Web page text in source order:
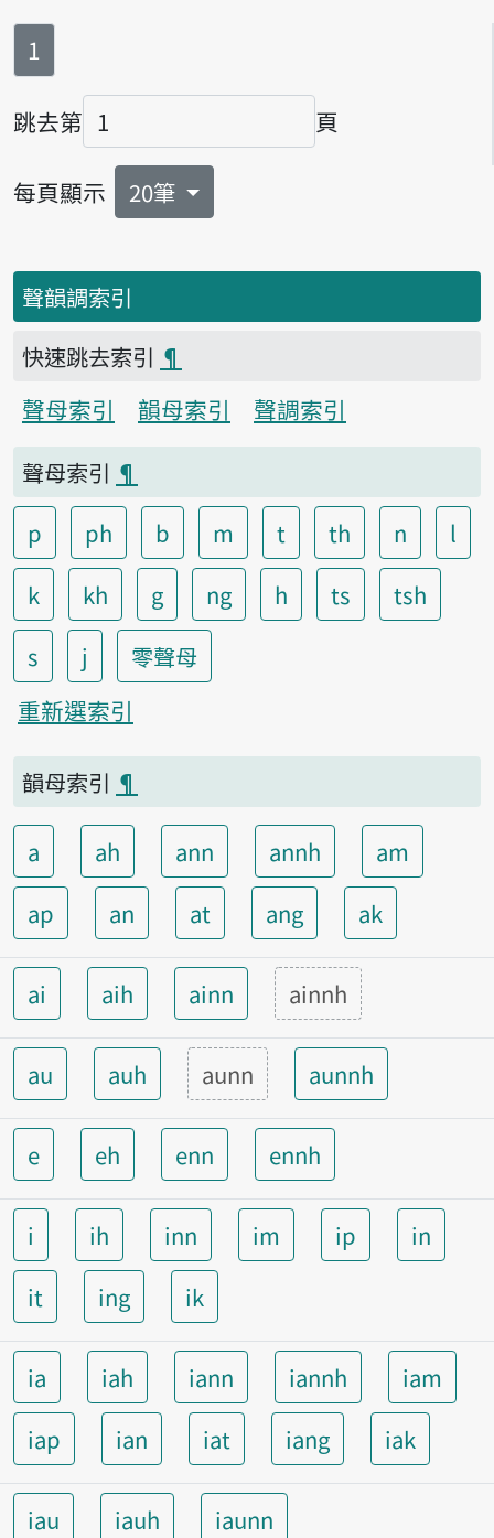
第
1
跳去第
頁碼
頁
每頁顯示 20筆
聲韻調索引
快速跳去索引 ¶
聲母索引
韻母索引
聲調索引
聲母索引 ¶
p
ph b m t th n
l
k
kh g ng h ts
tsh
s
j
零聲母
重新選索引
韻母索引 ¶
a ah ann annh
am
ap
an at ang ak
ai aih ainn ainnh
au auh aunn aunnh
e eh enn ennh
i ih inn im ip
in
it
ing ik
ia iah iann iannh
iam
iap
ian iat iang iak
iau iauh iaunn